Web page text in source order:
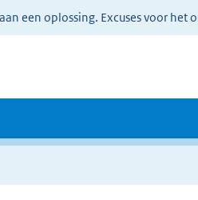
een oplossing. Excuses voor het